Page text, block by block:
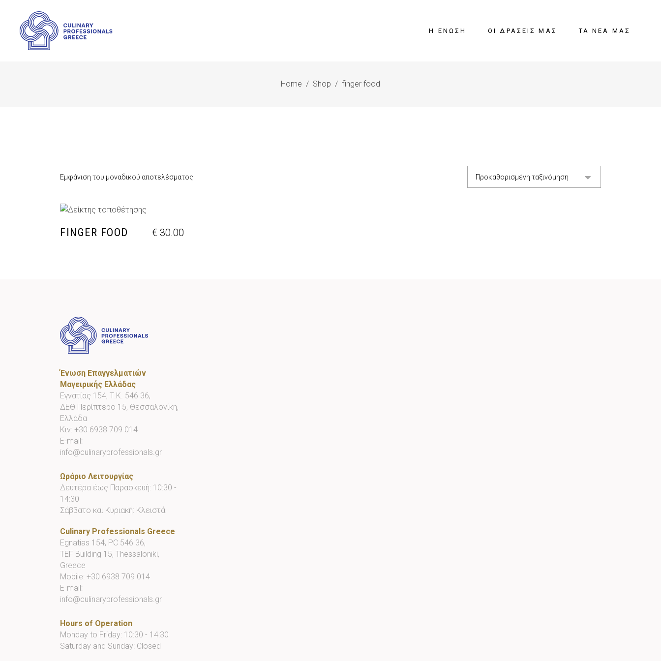
Η ΈΝΩΣΗ ΟΙ ΔΡΆΣΕΙΣ ΜΑΣ ΤΑ ΝΈΑ ΜΑΣ
Home / Shop / finger food
Εμφάνιση του μοναδικού αποτελέσματος Προκαθορισμένη ταξινόμηση
ΠΡΟΣΘΉΚΗ ΣΤΟ ΚΑΛΆΘΙ
FINGER FOOD € 30.00
Ένωση Επαγγελματιών
Μαγειρικής Ελλάδας
Εγνατίας 154, Τ.Κ. 546 36,
ΔΕΘ Περίπτερο 15, Θεσσαλονίκη,
Ελλάδα
Κιν: +30 6938 709 014
E-mail:
info@culinaryprofessionals.gr
Ωράριο Λειτουργίας
Δευτέρα έως Παρασκευή: 10:30 -
14:30
Σάββατο και Κυριακή: Κλειστά
Culinary Professionals Greece
Egnatias 154, PC 546 36,
TEF Building 15, Thessaloniki,
Greece
Mobile: +30 6938 709 014
E-mail:
info@culinaryprofessionals.gr
Hours of Operation
Monday to Friday: 10:30 - 14:30
Saturday and Sunday: Closed